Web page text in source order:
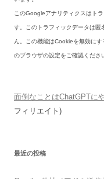
このGoogleアナリティクスはト
す。このトラフィックデータは匿
ん。この機能はCookieを無効に
のブラウザの設定をご確認くださ
面倒なことはChatGPTに
フィリエイト)
最近の投稿